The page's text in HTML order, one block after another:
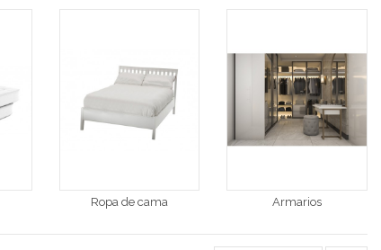
Ropa de cama Armarios